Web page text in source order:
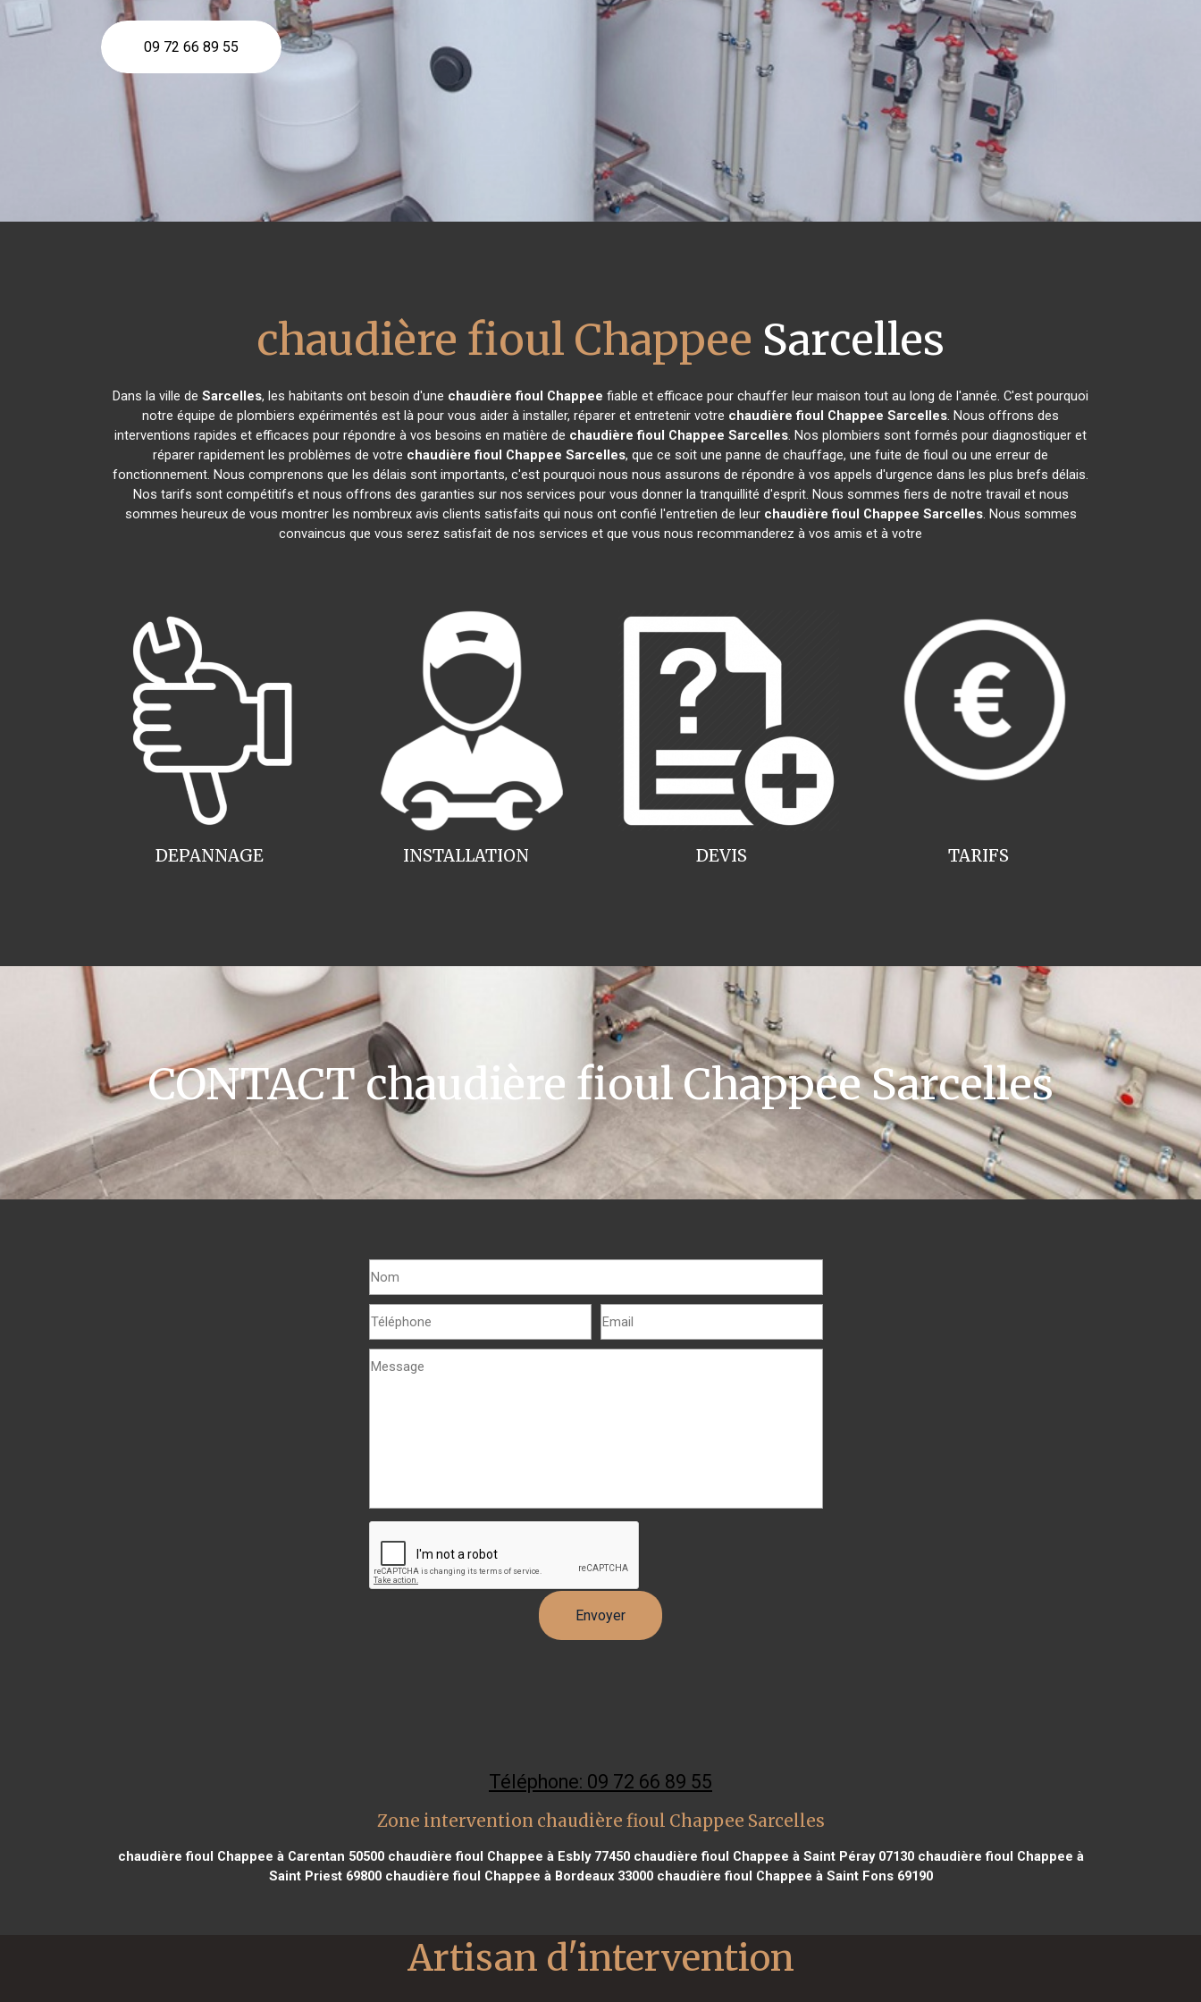
09 72 66 89 55
chaudière fioul Chappee Sarcelles
Dans la ville de Sarcelles, les habitants ont besoin d'une chaudière fioul Chappee fiable et efficace pour chauffer leur maison tout au long de l'année. C'est pourquoi
notre équipe de plombiers expérimentés est là pour vous aider à installer, réparer et entretenir votre chaudière fioul Chappee Sarcelles. Nous offrons des
interventions rapides et efficaces pour répondre à vos besoins en matière de chaudière fioul Chappee Sarcelles. Nos plombiers sont formés pour diagnostiquer et
réparer rapidement les problèmes de votre chaudière fioul Chappee Sarcelles, que ce soit une panne de chauffage, une fuite de fioul ou une erreur de
fonctionnement. Nous comprenons que les délais sont importants, c'est pourquoi nous nous assurons de répondre à vos appels d'urgence dans les plus brefs délais.
Nos tarifs sont compétitifs et nous offrons des garanties sur nos services pour vous donner la tranquillité d'esprit. Nous sommes fiers de notre travail et nous
sommes heureux de vous montrer les nombreux avis clients satisfaits qui nous ont confié l'entretien de leur chaudière fioul Chappee Sarcelles. Nous sommes
convaincus que vous serez satisfait de nos services et que vous nous recommanderez à vos amis et à votre
INSTALLATION
DEPANNAGE TARIFS
DEVIS
CONTACT chaudière fioul Chappee Sarcelles
Téléphone: 09 72 66 89 55
Zone intervention chaudière fioul Chappee Sarcelles
chaudière fioul Chappee à Carentan 50500chaudière fioul Chappee à Esbly 77450chaudière fioul Chappee à Saint Péray 07130chaudière fioul Chappee à
Saint Priest 69800chaudière fioul Chappee à Bordeaux 33000chaudière fioul Chappee à Saint Fons 69190
Artisan d'intervention